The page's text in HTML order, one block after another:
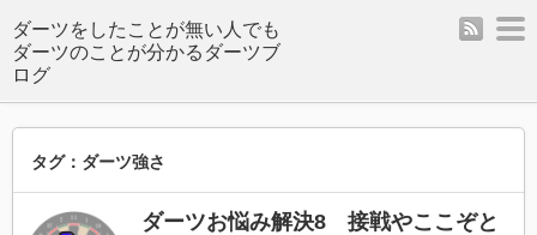
ダーツをしたことが無い人でも
ダーツのことが分かるダーツブ
ログ
rss
タグ：ダーツ強さ
ダーツお悩み解決8 接戦やここぞと